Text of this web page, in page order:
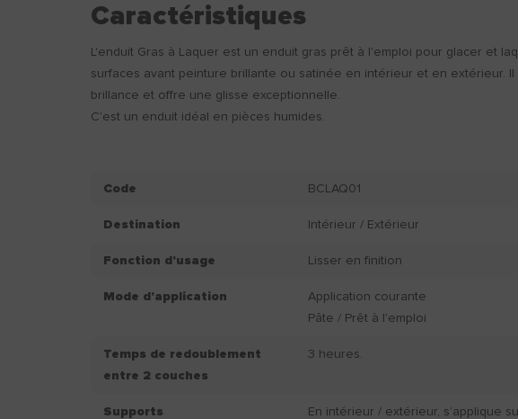
Caractéristiques
L'enduit Gras à Laquer est un enduit gras prêt à l'emploi pour glacer et
surfaces avant peinture brillante ou satinée en intérieur et en extérieur. Il
brillance et offre une glisse exceptionnelle.
C'est un enduit idéal en pièces humides.
Code BCLAQ01
Destination Intérieur / Extérieur
Fonction d'usage Lisser en finition
Mode d'application
Application courante
Pâte / Prêt à l'emploi
Temps de redoublement
entre 2 couches
3 heures.
Supports
En intérieur / extérieur, s’applique